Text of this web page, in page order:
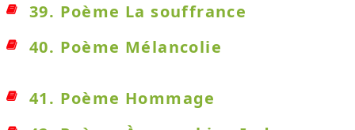
39. Poème La souffrance
40. Poème Mélancolie
41. Poème Hommage